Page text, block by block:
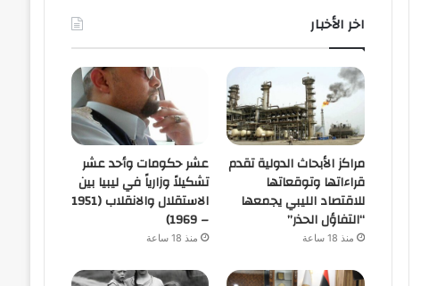
اخر الأخبار
مراكز الأبحاث الدولية تقدم
قراءاتها وتوقعاتها
للاقتصاد الليبي يجمعها
“التفاؤل الحذر”
منذ 18 ساعة
عشر حكومات وأحد عشر
تشكيلاً وزارياً في ليبيا بين
الاستقلال والانقلاب (1951
– 1969)
منذ 18 ساعة